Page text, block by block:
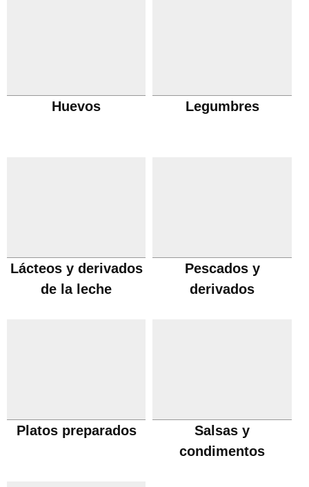
Huevos Legumbres
Lácteos y derivados
de la leche
Pescados y
derivados
Platos preparados
Salsas y
condimentos